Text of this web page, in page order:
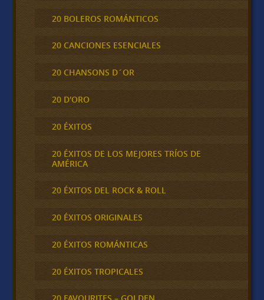
20 BOLEROS ROMÁNTICOS
20 CANCIONES ESENCIALES
20 CHANSONS D´OR
20 D'ORO
20 ÉXITOS
20 ÉXITOS DE LOS MEJORES TRÍOS DE
AMÉRICA
20 ÉXITOS DEL ROCK & ROLL
20 ÉXITOS ORIGINALES
20 ÉXITOS ROMÁNTICAS
20 ÉXITOS TROPICALES